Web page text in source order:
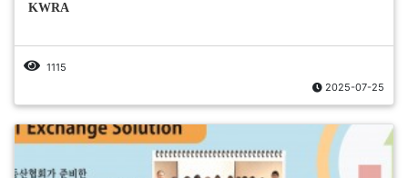
KWRA
1115
2025-07-25